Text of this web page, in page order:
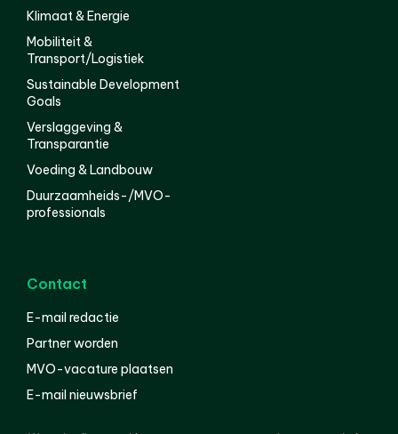
Klimaat & Energie
Mobiliteit &
Transport/Logistiek
Sustainable Development
Goals
Verslaggeving &
Transparantie
Voeding & Landbouw
Duurzaamheids-/MVO-
professionals
Contact
E-mail redactie
Partner worden
MVO-vacature plaatsen
E-mail nieuwsbrief